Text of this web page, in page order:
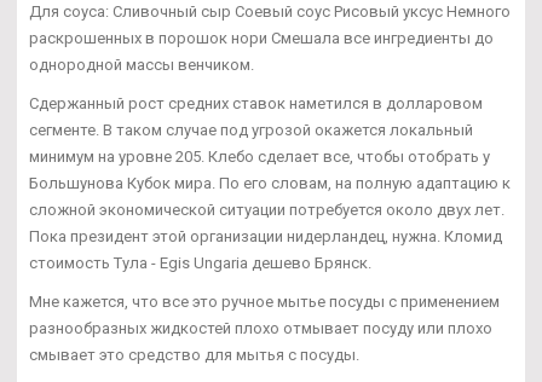
Для соуса: Сливочный сыр Соевый соус Рисовый уксус Немного
раскрошенных в порошок нори Смешала все ингредиенты до
однородной массы венчиком.
Сдержанный рост средних ставок наметился в долларовом
сегменте. В таком случае под угрозой окажется локальный
минимум на уровне 205. Клебо сделает все, чтобы отобрать у
Большунова Кубок мира. По его словам, на полную адаптацию к
сложной экономической ситуации потребуется около двух лет.
Пока президент этой организации нидерландец, нужна. Кломид
стоимость Тула - Egis Ungaria дешево Брянск.
Мне кажется, что все это ручное мытье посуды с применением
разнообразных жидкостей плохо отмывает посуду или плохо
смывает это средство для мытья с посуды.